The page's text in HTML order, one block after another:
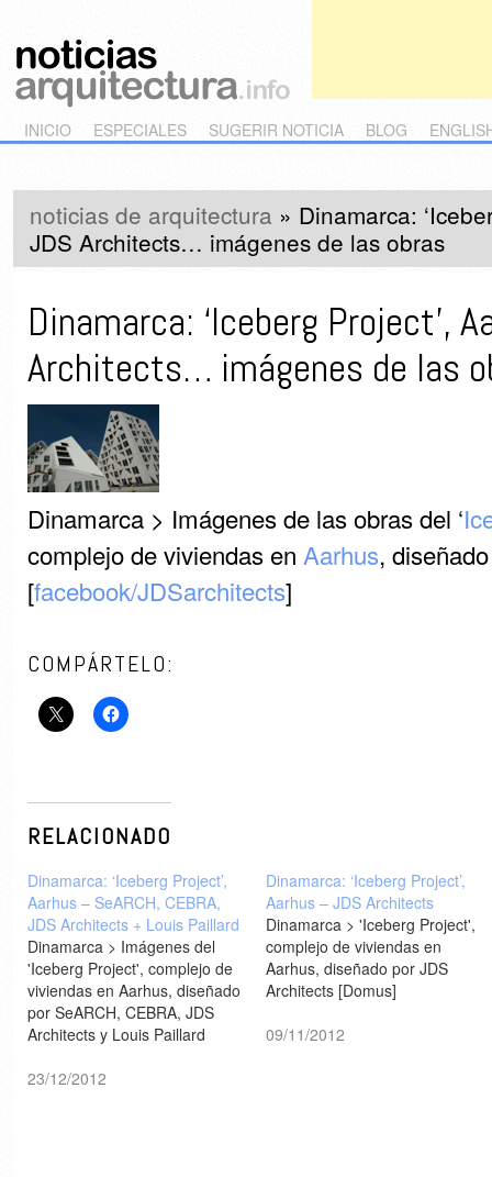
Main menu
Skip to primary content
Skip to secondary content
INICIO ESPECIALES SUGERIR NOTICIA BLOG
noticias de arquitectura » Dinamarca:
JDS Architects… imágenes de las obras
Dinamarca: ‘Iceberg Project’,
Architects… imágenes de las
Dinamarca > Imágenes de las obras del ‘
complejo de viviendas en Aarhus,
[facebook/JDSarchitects]
COMPÁRTELO:
RELACIONADO
Dinamarca: ‘Iceberg Project’,
Aarhus – SeARCH, CEBRA,
JDS Architects + Louis Paillard
Dinamarca > Imágenes del
'Iceberg Project', complejo de
viviendas en Aarhus, diseñado
por SeARCH, CEBRA, JDS
Architects y Louis Paillard
23/12/2012
Dinamarca: ‘Iceberg Project’,
Aarhus – JDS Architects
Dinamarca > 'Iceberg Project',
complejo de viviendas en
Aarhus, diseñado por JDS
Architects [Domus]
09/11/2012